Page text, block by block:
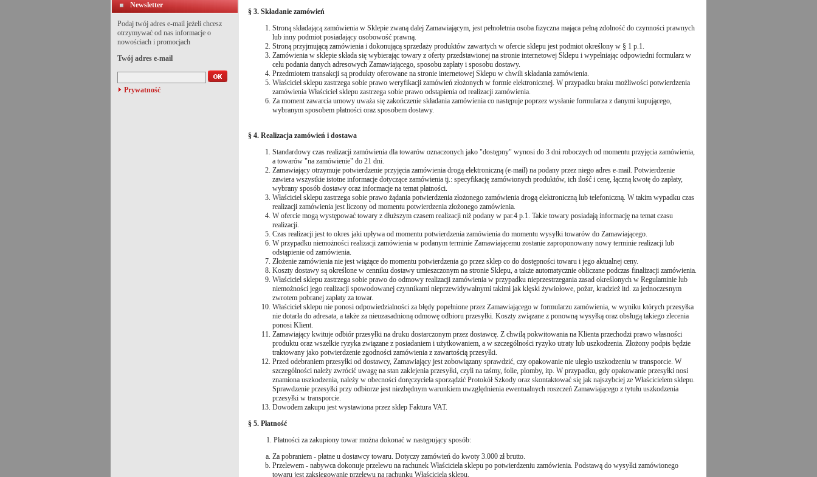
Newsletter
Podaj twój adres e-mail jeżeli chcesz
otrzymywać od nas informacje o
nowościach i promocjach
Twój adres e-mail
Prywatność
§ 3. Składanie zamówień
Stroną składającą zamówienia w Sklepie zwaną dalej Zamawiającym, jest pełnoletnia osoba fizyczna mająca pełną zdolność do czynności prawnych
lub inny podmiot posiadający osobowość prawną.
Stroną przyjmującą zamówienia i dokonującą sprzedaży produktów zawartych w ofercie sklepu jest podmiot określony w § 1 p.1.
Zamówienia w sklepie składa się wybierając towary z oferty przedstawionej na stronie internetowej Sklepu i wypełniając odpowiedni formularz w
celu podania danych adresowych Zamawiającego, sposobu zapłaty i sposobu dostawy.
Przedmiotem transakcji są produkty oferowane na stronie internetowej Sklepu w chwili składania zamówienia.
Właściciel sklepu zastrzega sobie prawo weryfikacji zamówień złożonych w formie elektronicznej. W przypadku braku możliwości potwierdzenia
zamówienia Właściciel sklepu zastrzega sobie prawo odstąpienia od realizacji zamówienia.
Za moment zawarcia umowy uważa się zakończenie składania zamówienia co następuje poprzez wysłanie formularza z danymi kupującego,
wybranym sposobem płatności oraz sposobem dostawy.
§ 4. Realizacja zamówień i dostawa
Standardowy czas realizacji zamówienia dla towarów oznaczonych jako "dostępny" wynosi do 3 dni roboczych od momentu przyjęcia zamówienia,
a towarów "na zamówienie" do 21 dni.
Zamawiający otrzymuje potwierdzenie przyjęcia zamówienia drogą elektroniczną (e-mail) na podany przez niego adres e-mail. Potwierdzenie
zawiera wszystkie istotne informacje dotyczące zamówienia tj.: specyfikację zamówionych produktów, ich ilość i cenę, łączną kwotę do zapłaty,
wybrany sposób dostawy oraz informacje na temat płatności.
Właściciel sklepu zastrzega sobie prawo żądania potwierdzenia złożonego zamówienia drogą elektroniczną lub telefoniczną. W takim wypadku czas
realizacji zamówienia jest liczony od momentu potwierdzenia złożonego zamówienia.
W ofercie mogą występować towary z dłuższym czasem realizacji niż podany w par.4 p.1. Takie towary posiadają informację na temat czasu
realizacji.
Czas realizacji jest to okres jaki upływa od momentu potwierdzenia zamówienia do momentu wysyłki towarów do Zamawiającego.
W przypadku niemożności realizacji zamówienia w podanym terminie Zamawiającemu zostanie zaproponowany nowy terminie realizacji lub
odstąpienie od zamówienia.
Złożenie zamówienia nie jest wiążące do momentu potwierdzenia go przez sklep co do dostępności towaru i jego aktualnej ceny.
Koszty dostawy są określone w cenniku dostawy umieszczonym na stronie Sklepu, a także automatycznie obliczane podczas finalizacji zamówienia.
Właściciel sklepu zastrzega sobie prawo do odmowy realizacji zamówienia w przypadku nieprzestrzegania zasad określonych w Regulaminie lub
niemożności jego realizacji spowodowanej czynnikami nieprzewidywalnymi takimi jak klęski żywiołowe, pożar, kradzież itd. za jednoczesnym
zwrotem pobranej zapłaty za towar.
Właściciel sklepu nie ponosi odpowiedzialności za błędy popełnione przez Zamawiającego w formularzu zamówienia, w wyniku których przesyłka
nie dotarła do adresata, a także za nieuzasadnioną odmowę odbioru przesyłki. Koszty związane z ponowną wysyłką oraz obsługą takiego zlecenia
ponosi Klient.
Zamawiający kwituje odbiór przesyłki na druku dostarczonym przez dostawcę. Z chwilą pokwitowania na Klienta przechodzi prawo własności
produktu oraz wszelkie ryzyka związane z posiadaniem i użytkowaniem, a w szczególności ryzyko utraty lub uszkodzenia. Złożony podpis będzie
traktowany jako potwierdzenie zgodności zamówienia z zawartością przesyłki.
Przed odebraniem przesyłki od dostawcy, Zamawiający jest zobowiązany sprawdzić, czy opakowanie nie uległo uszkodzeniu w transporcie. W
szczególności należy zwrócić uwagę na stan zaklejenia przesyłki, czyli na taśmy, folie, plomby, itp. W przypadku, gdy opakowanie przesyłki nosi
znamiona uszkodzenia, należy w obecności doręczyciela sporządzić Protokół Szkody oraz skontaktować się jak najszybciej ze Właścicielem sklepu.
Sprawdzenie przesyłki przy odbiorze jest niezbędnym warunkiem uwzględnienia ewentualnych roszczeń Zamawiającego z tytułu uszkodzenia
przesyłki w transporcie.
Dowodem zakupu jest wystawiona przez sklep Faktura VAT.
§ 5. Płatność
1. Płatności za zakupiony towar można dokonać w następujący sposób:
Za pobraniem - płatne u dostawcy towaru. Dotyczy zamówień do kwoty 3.000 zł brutto.
Przelewem - nabywca dokonuje przelewu na rachunek Właściciela sklepu po potwierdzeniu zamówienia. Podstawą do wysyłki zamówionego
towaru jest zaksięgowanie przelewu na rachunku Właściciela sklepu.